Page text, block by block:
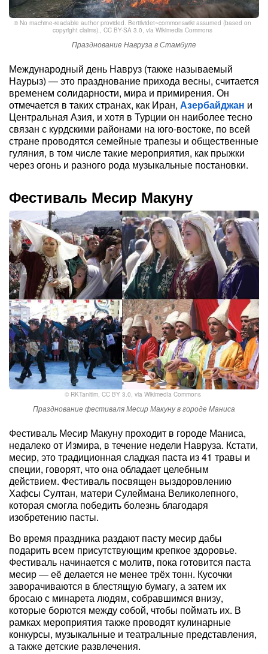
© No machine-readable author provided. Bertilvidet~commonswiki assumed (based on
copyright claims).
CC BY-SA 3.0 , via Wikimedia Commons
Празднование Навруза в Стамбуле
Международный день Навруз (также называемый
Наурыз) — это празднование прихода весны, считается
временем солидарности, мира и примирения. Он
отмечается в таких странах, как Иран, Азербайджан и
Центральная Азия, и хотя в Турции он наиболее тесно
связан с курдскими районами на юго-востоке, по всей
стране проводятся семейные трапезы и общественные
гуляния, в том числе такие мероприятия, как прыжки
через огонь и разного рода музыкальные постановки.
Фестиваль Месир Макуну
© RKTanitim, CC BY 3.0, via Wikimedia Commons
Празднование фестиваля Месир Макуну в городе Маниса
Фестиваль Месир Макуну проходит в городе Маниса,
недалеко от Измира, в течение недели Навруза. Кстати,
месир, это традиционная сладкая паста из 41 травы и
специи, говорят, что она обладает целебным
действием. Фестиваль посвящен выздоровлению
Хафсы Султан, матери Сулеймана Великолепного,
которая смогла победить болезнь благодаря
изобретению пасты.
Во время праздника раздают пасту месир дабы
подарить всем присутствующим крепкое здоровье.
Фестиваль начинается с молитв, пока готовится паста
месир — её делается не менее трёх тонн. Кусочки
заворачиваются в блестящую бумагу, а затем их
бросаю с минарета людям, собравшимся внизу,
которые борются между собой, чтобы поймать их. В
рамках мероприятия также проводят кулинарные
конкурсы, музыкальные и театральные представления,
а также детские развлечения.